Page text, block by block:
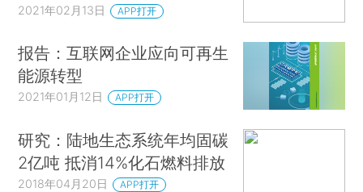
2021年02月13日 APP打开
报告：互联网企业应向可再生
能源转型
2021年01月12日 APP打开
研究：陆地生态系统年均固碳
2亿吨 抵消14%化石燃料排放
2018年04月20日 APP打开